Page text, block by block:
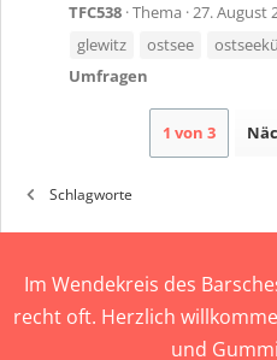
TFC538 Thema 27. August
glewitz
ostsee
Umfragen
1 von 3
Schlagworte
Im Wendekreis des
recht oft. Herzlich
und